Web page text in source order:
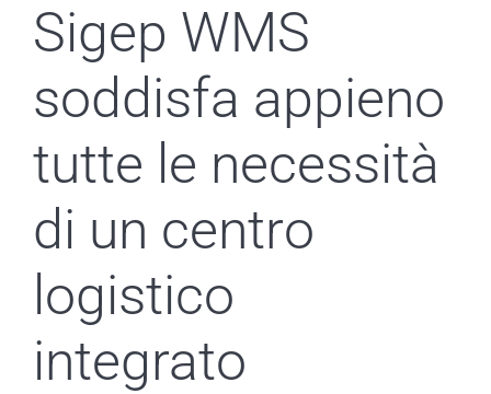
Sigep WMS
soddisfa appieno
tutte le necessità
di un centro
logistico
integrato